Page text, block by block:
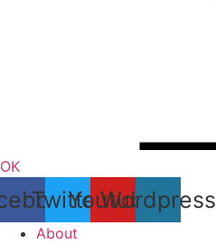
OK
TwitterYoutube
Wordpress
About